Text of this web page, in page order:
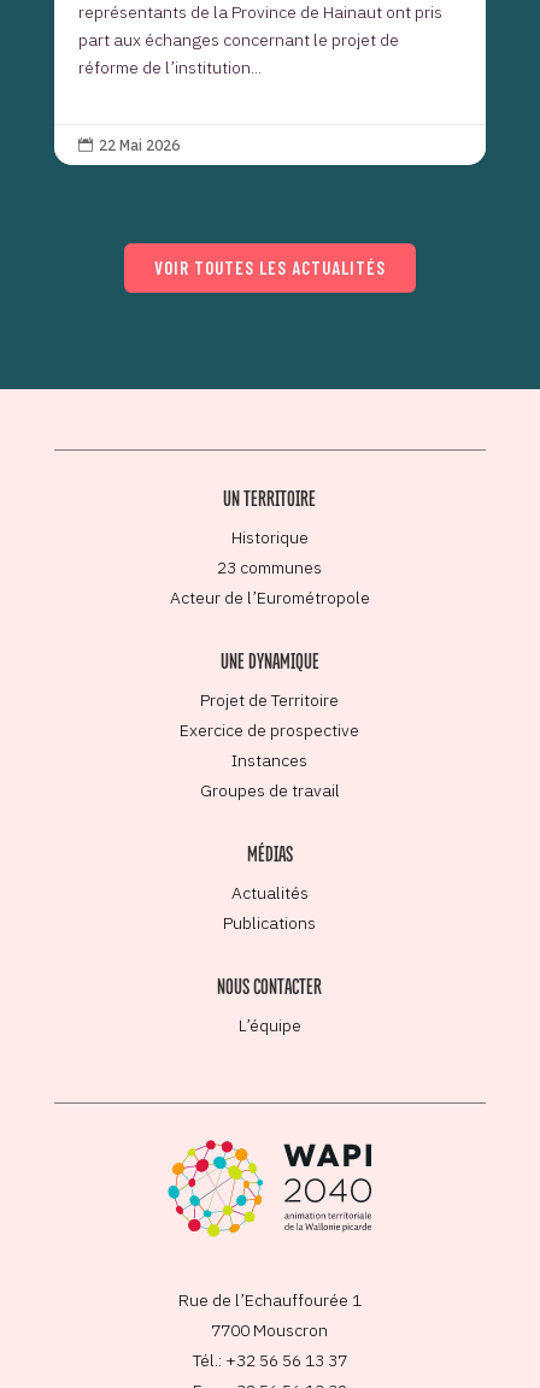
représentants de la Province de Hainaut ont pris
part aux échanges concernant le projet de
réforme de l’institution...
 22 Mai 2026
VOIR TOUTES LES ACTUALITÉS
UN TERRITOIRE
Historique
23 communes
Acteur de l’Eurométropole
UNE DYNAMIQUE
Projet de Territoire
Exercice de prospective
Instances
Groupes de travail
MÉDIAS
Actualités
Publications
NOUS CONTACTER
L’équipe
Rue de l’Echauffourée 1
7700 Mouscron
Tél.: +32 56 56 13 37